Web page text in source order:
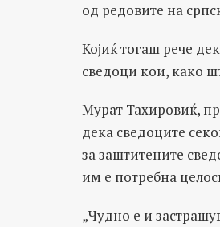
од редовите на
Којиќ тогаш рече
сведоци кои, како
Мурат Тахировиќ,
дека сведоците
за заштитените
им е потребна
„Чудно е и